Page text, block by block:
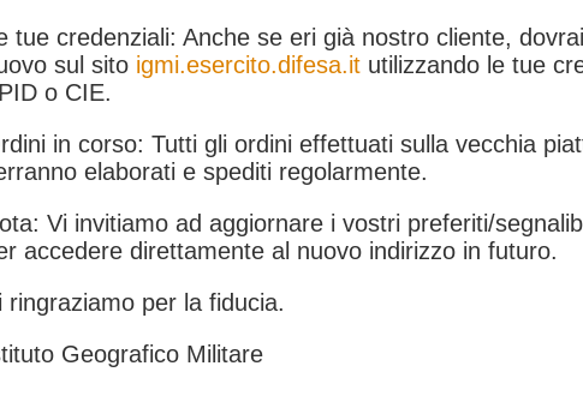
tue credenziali: Anche se eri già nostro cliente,
sul sito igmi.esercito.difesa.it utilizzando le tue
o CIE.
in corso: Tutti gli ordini effettuati sulla vecchia
elaborati e spediti regolarmente.
Vi invitiamo ad aggiornare i vostri preferiti/
accedere direttamente al nuovo indirizzo in futuro.
ringraziamo per la fiducia.
Geografico Militare